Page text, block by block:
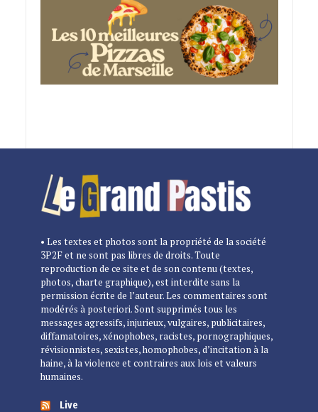
• Les textes et photos sont la propriété de la société
3P2F et ne sont pas libres de droits. Toute
reproduction de ce site et de son contenu (textes,
photos, charte graphique), est interdite sans la
permission écrite de l’auteur. Les commentaires sont
modérés à posteriori. Sont supprimés tous les
messages agressifs, injurieux, vulgaires, publicitaires,
diffamatoires, xénophobes, racistes, pornographiques,
révisionnistes, sexistes, homophobes, d’incitation à la
haine, à la violence et contraires aux lois et valeurs
humaines.
Live